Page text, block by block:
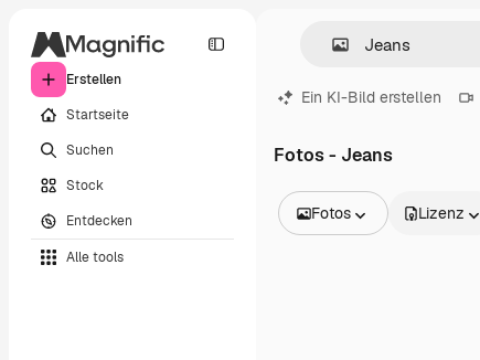
Erstellen
Startseite
Suchen
Stock
Entdecken
Alle tools
Ein KI-Bild erstellen
Fotos - Jeans
Fotos Lizenz